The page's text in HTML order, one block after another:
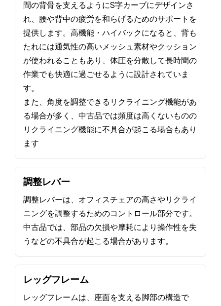
間の背骨を支えるようにS字カーブにデザインさ
れ、腰や背中の疲労を和らげるためのサポートを
提供します。高機能・ハイバックになると、背も
たれには通気性の高いメッシュ素材やクッション
が使われることもあり、体圧を分散して長時間の
作業でも快適に過ごせるように設計されていま
す。
また、角度を調整できるリクライニング機能があ
る場合が多く、中古品では頻度は高くないものの
リクライニング機能に不具合が起こる場合もあり
ます
調整レバー
調整レバーは、オフィスチェアの高さやリクライ
ニングを調整するためのコントロール部分です。
中古品では、部品の欠損や摩耗により操作性を失
うなどの不具合が起こる場合があります。
レッグフレーム
レッグフレームは、座面を支える脚部の構造で